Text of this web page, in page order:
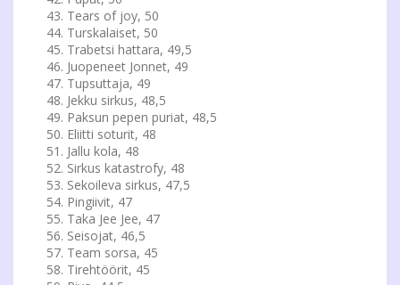
Tears of joy, 50
Turskalaiset, 50
Trabetsi hattara, 49,5
Juopeneet Jonnet, 49
Tupsuttaja, 49
Jekku sirkus, 48,5
Paksun pepen puriat, 48,5
Eliitti soturit, 48
Jallu kola, 48
Sirkus katastrofy, 48
Sekoileva sirkus, 47,5
Pingiivit, 47
Taka Jee Jee, 47
Seisojat, 46,5
Team sorsa, 45
Tirehtöörit, 45